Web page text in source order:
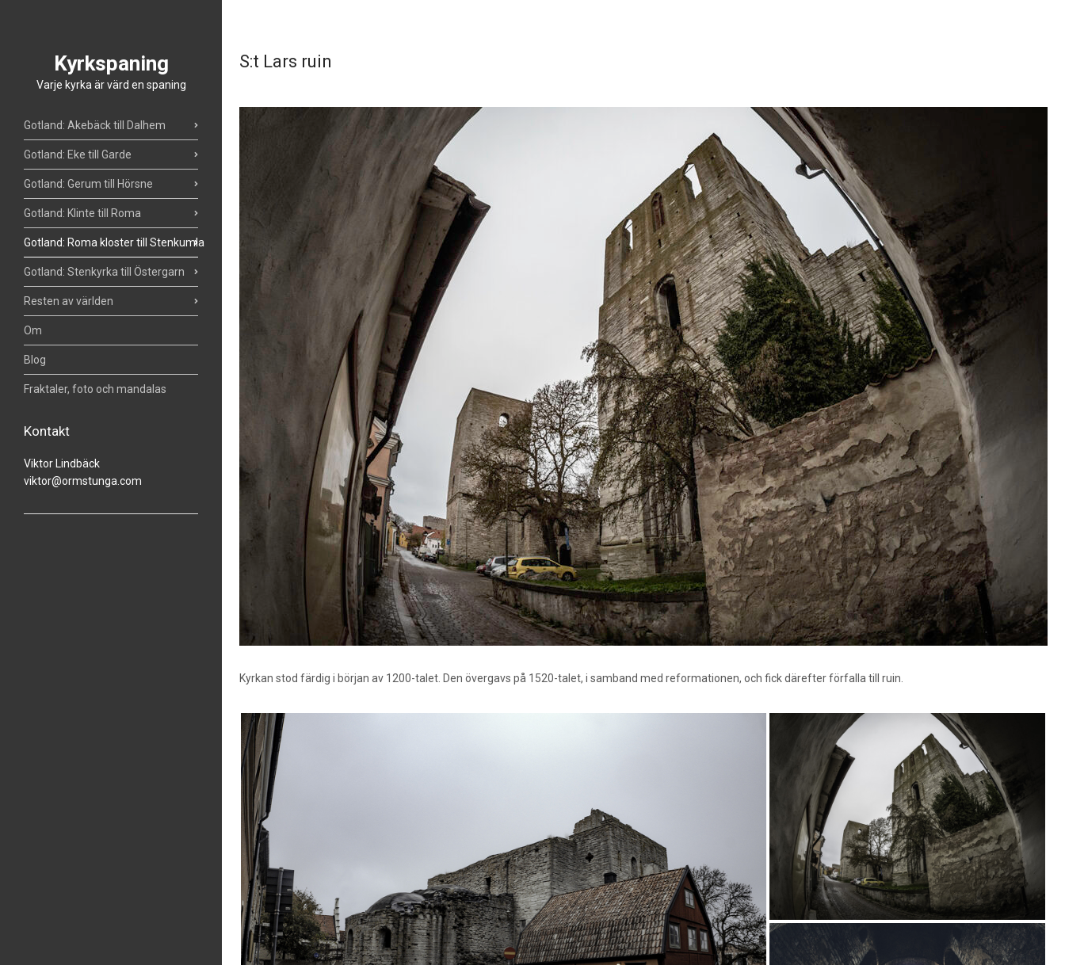
Kyrkspaning
Varje kyrka är värd en spaning
Gotland: Akebäck till Dalhem
Gotland: Eke till Garde
Gotland: Gerum till Hörsne
Gotland: Klinte till Roma
Gotland: Roma kloster till Stenkumla
Gotland: Stenkyrka till Östergarn
Resten av världen
Om
Blog
Fraktaler, foto och mandalas
Kontakt
Viktor Lindbäck
viktor@ormstunga.com
S:t Lars ruin
Kyrkan stod färdig i början av 1200-talet. Den övergavs på 1520-talet, i samband med reformationen, och fick därefter förfalla till ruin.